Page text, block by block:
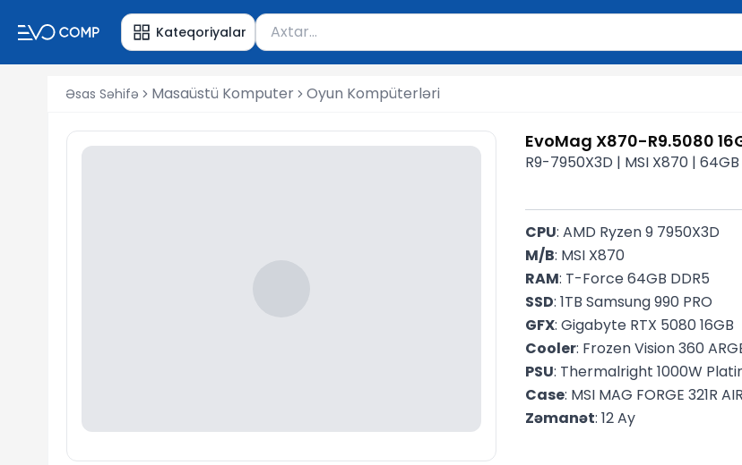
Kateqoriyalar Məhsul axtar
Axtarış üçün ən azı 2 simvol yazın. Göndərmək üçün Enter
Əsas Səhifə Masaüstü Komputer Oyun Kompüterləri
EvoMag X870-R9.5080
R9-7950X3D | MSI X870 | 64GB
CPU: AMD Ryzen 9 7950X3D
M/B: MSI X870
RAM: T-Force 64GB DDR5
SSD: 1TB Samsung 990 PRO
GFX: Gigabyte RTX 5080 16GB
Cooler: Frozen Vision 360
PSU: Thermalright 1000W
Case: MSI MAG FORGE 321R
Zəmanət: 12 Ay